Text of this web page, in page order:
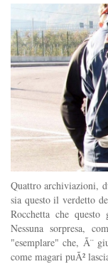
Quattro archiviazioni,
sia questo il verdetto
Rocchetta che
Nessuna sorpresa,
"esemplare" che, Ã¨
come magari puÃ²